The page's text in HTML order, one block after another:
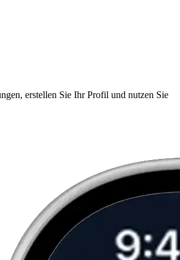
erstellen Sie Ihr Profil und nutzen Sie